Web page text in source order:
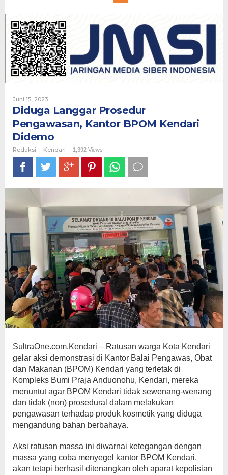
Kantor
BPOM
Kendari
Didemo
Juni 15, 2023Oleh
Diduga Langgar Prosedur
Pengawasan, Kantor BPOM Kendari
Didemo
Redaksi - Kendari - 1,392 Views
SultraOne.com.Kendari – Ratusan warga Kota Kendari
gelar aksi demonstrasi di Kantor Balai Pengawas, Obat
dan Makanan (BPOM) Kendari yang terletak di
Kompleks Bumi Praja Anduonohu, Kendari, mereka
menuntut agar BPOM Kendari tidak sewenang-wenang
dan tidak (non) prosedural dalam melakukan
pengawasan terhadap produk kosmetik yang diduga
mengandung bahan berbahaya.
Aksi ratusan massa ini diwarnai ketegangan dengan
massa yang coba menyegel kantor BPOM Kendari,
akan tetapi berhasil ditenangkan oleh aparat kepolisian